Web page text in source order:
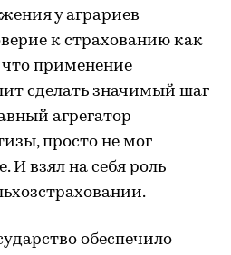
у аграриев
к страхованию как
применение
сделать значимый шаг
агрегатор
просто не мог
И взял на себя роль
обеспечило